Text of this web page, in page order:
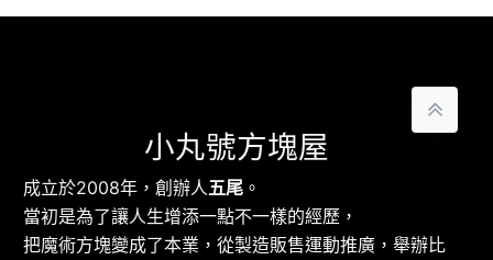
小丸號方塊屋
成立於2008年，創辦人 五尾 。
當初是為了讓人生增添一點不一樣的經歷，
把魔術方塊變成了本業，從製造販售運動推廣，舉辦比